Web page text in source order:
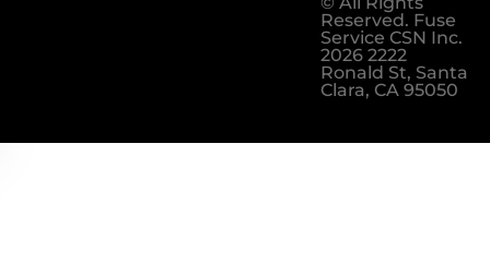
Reserved. Fuse
Service CSN Inc.
2026 2222
Ronald St, Santa
Clara, CA 95050